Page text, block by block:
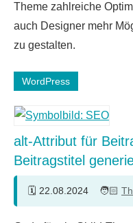
Theme zahlreiche
auch Designer mehr
zu gestalten.
WordPress
alt-Attribut für
Beitragstitel
22.08.2024